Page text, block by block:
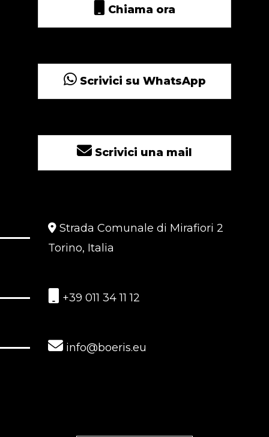
Chiama ora
Scrivici su WhatsApp
Scrivici una mail
Strada Comunale di Mirafiori 2
Torino, Italia
+39 011 34 11 12
info@boeris.eu